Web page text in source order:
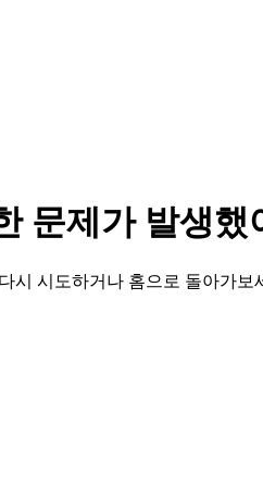
문제가 발생했
다시 시도하거나 홈으로 돌아가보